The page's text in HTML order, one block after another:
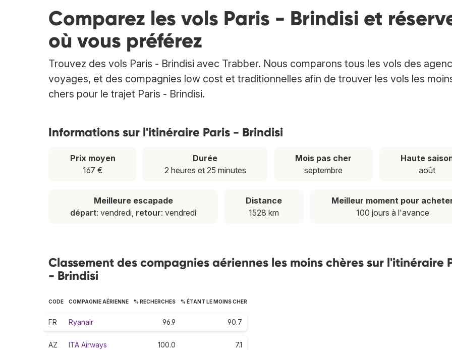
Comparez les vols Paris - Brindisi et
où vous préférez
Trouvez des vols Paris - Brindisi avec Trabber. Nous comparons tous les vols des
voyages, et des compagnies low cost et traditionnelles afin de trouver les vols les
chers pour le trajet Paris - Brindisi.
Informations sur l'itinéraire Paris - Brindisi
Prix moyen
167 €
Durée
2 heures et 25 minutes
Mois pas cher
septembre
Haute
août
Meilleure escapade
départ: vendredi, retour: vendredi
Distance
1528 km
Meilleur moment pour
100 jours à l'avance
Classement des compagnies aériennes les moins chères sur l'itinéraire
- Brindisi
CODE COMPAGNIE AÉRIENNE % RECHERCHES % ÉTANT LE MOINS CHER
FR Ryanair 96.9 90.7
AZ ITA Airways 100.0 7.1